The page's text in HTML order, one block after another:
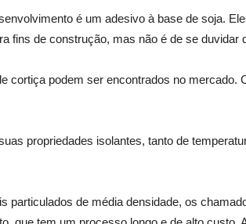
é um adesivo à base de soja.
fins de construção, mas não é de se
cortiça podem ser encontrados no
propriedades isolantes, tanto de
particulados de média densidade, os